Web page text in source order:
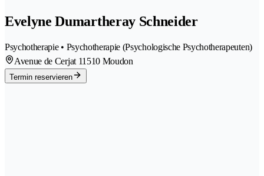
Evelyne Dumartheray Schneider
Psychotherapie • Psychotherapie (Psychologische Psychotherapeuten)
Avenue de Cerjat 11510 Moudon
Termin reservieren